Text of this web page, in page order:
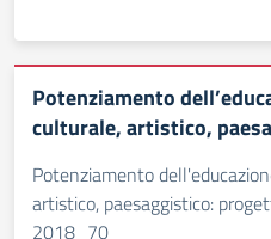
Potenziamento
culturale, artistico,
Potenziamento
artistico, paesaggistico:
2018_70